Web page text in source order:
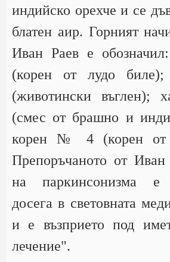
индийско орехче и се
блатен аир. Горният
Иван Раев е
(корен от лудо
(животински
(смес от брашно и
корен № 4 (корен от
Препоръчаното от Иван
на паркинсонизма е
досeга в световната
и е възприето под
лечение".